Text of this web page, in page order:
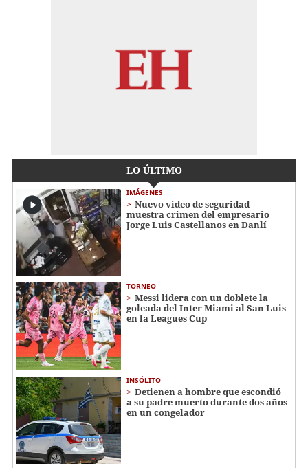
LO ÚLTIMO
IMÁGENES
Nuevo video de seguridad
muestra crimen del empresario
Jorge Luis Castellanos en Danlí
TORNEO
Messi lidera con un doblete la
goleada del Inter Miami al San Luis
en la Leagues Cup
INSÓLITO
Detienen a hombre que escondió
a su padre muerto durante dos años
en un congelador